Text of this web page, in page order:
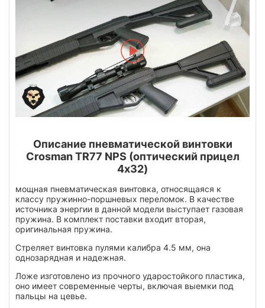
Описание пневматической винтовки
Crosman TR77 NPS (оптический прицел
4х32)
мощная пневматическая винтовка, относящаяся к
классу пружинно-поршневых переломок. В качестве
источника энергии в данной модели выступает газовая
пружина. В комплект поставки входит вторая,
оригинальная пружина.
Стреляет винтовка пулями калибра 4.5 мм, она
однозарядная и надежная.
Ложе изготовлено из прочного ударостойкого пластика,
оно имеет современные черты, включая выемки под
пальцы на цевье.